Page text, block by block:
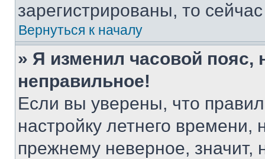
зарегистрированы, то
Вернуться к началу
» Я изменил часовой пояс,
неправильное!
Если вы уверены, что
настройку летнего
прежнему неверное, значит,